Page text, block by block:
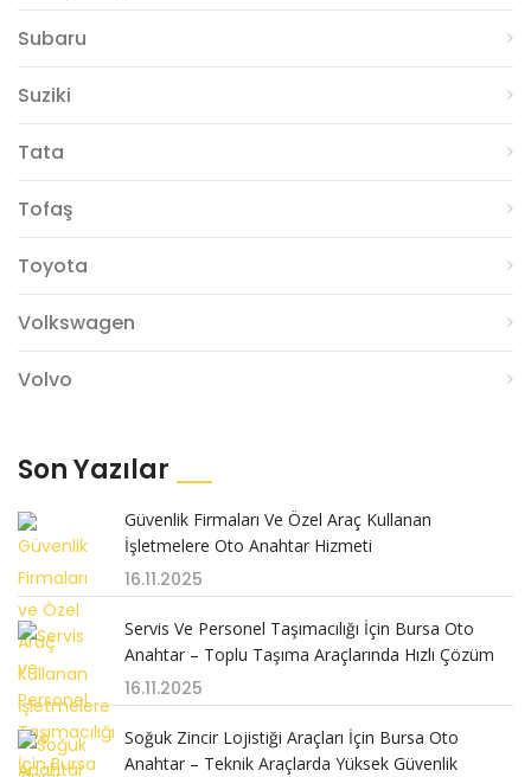
Subaru
Suziki
Tata
Tofaş
Toyota
Volkswagen
Volvo
Son Yazılar
Güvenlik Firmaları Ve Özel Araç Kullanan
İşletmelere Oto Anahtar Hizmeti
16.11.2025
Servis Ve Personel Taşımacılığı İçin Bursa Oto
Anahtar – Toplu Taşıma Araçlarında Hızlı Çözüm
16.11.2025
Soğuk Zincir Lojistiği Araçları İçin Bursa Oto
Anahtar – Teknik Araçlarda Yüksek Güvenlik